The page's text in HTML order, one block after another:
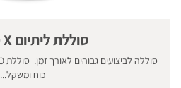
סוללת ליתיום BLI200 X
כוח ומשקל...